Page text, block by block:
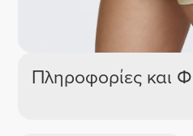
Πληροφορίες και